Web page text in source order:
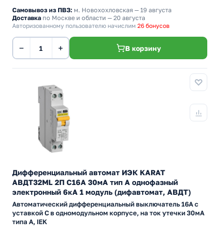
Самовывоз из ПВЗ: м. Новохохловская — 19 августа
Доставка по Москве и области — 20 августа
Авторизованному пользователю начислим 26 бонусов
− + В корзину
Дифференциальный автомат ИЭК KARAT
АВДТ32МL 2П С16А 30мА тип А однофазный
электронный 6кА 1 модуль (дифавтомат, АВДТ)
Автоматический дифференциальный выключатель 16А с
уставкой C в одномодульном корпусе, на ток утечки 30мА
типа А, IEK